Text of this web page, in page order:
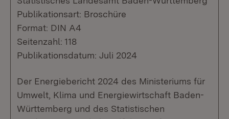
Publikationsart: Broschüre
Format: DIN A4
Seitenzahl: 118
Publikationsdatum: Juli 2024
Der Energiebericht 2024 des Ministeriums für
Umwelt, Klima und Energiewirtschaft Baden-
Württemberg und des Statistischen